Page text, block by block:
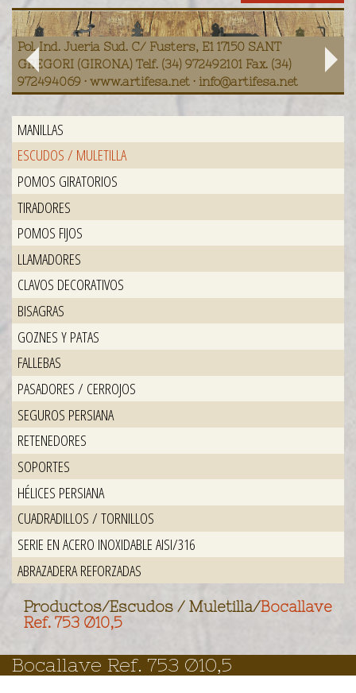
Pol. Ind. Jueria Sud. C/ Fusters, E1 17150 SANT
GREGORI (GIRONA) Telf. (34) 972492101 Fax. (34)
972494069 · www.artifesa.net · info@artifesa.net
MANILLAS
ESCUDOS / MULETILLA
POMOS GIRATORIOS
TIRADORES
POMOS FIJOS
LLAMADORES
CLAVOS DECORATIVOS
BISAGRAS
GOZNES Y PATAS
FALLEBAS
PASADORES / CERROJOS
SEGUROS PERSIANA
RETENEDORES
SOPORTES
HÉLICES PERSIANA
CUADRADILLOS / TORNILLOS
SERIE EN ACERO INOXIDABLE AISI/316
ABRAZADERA REFORZADAS
Productos/Escudos / Muletilla/Bocallave
Ref. 753 Ø10,5
Bocallave Ref. 753 Ø10,5